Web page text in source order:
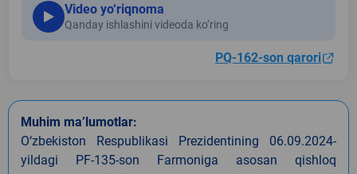
Video yo‘riqnoma
Qanday ishlashini videoda ko‘ring
PQ-162-son qarori
Muhim ma’lumotlar:
O‘zbekiston Respublikasi Prezidentining 06.09.2024-
yildagi PF-135-son Farmoniga asosan qishloq